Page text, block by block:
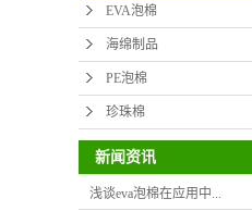
EVA泡棉
海绵制品
PE泡棉
珍珠棉
新闻资讯
浅谈eva泡棉在应用中...